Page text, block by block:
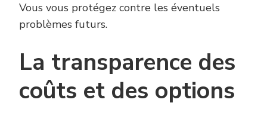
Vous vous protégez contre les éventuels
problèmes futurs.
La transparence des
coûts et des options